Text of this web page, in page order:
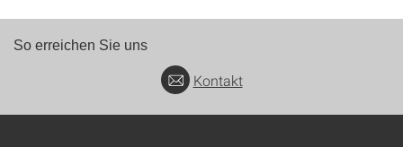
So erreichen Sie uns
Kontakt